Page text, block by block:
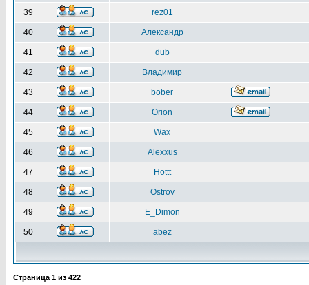
39 rez01
40 Александр
41 dub
42 Владимир
43 bober
44 Orion
45 Wax
46 Alexxus
47 Hottt
48 Ostrov
49 E_Dimon
50 abez
Страница 1 из 422